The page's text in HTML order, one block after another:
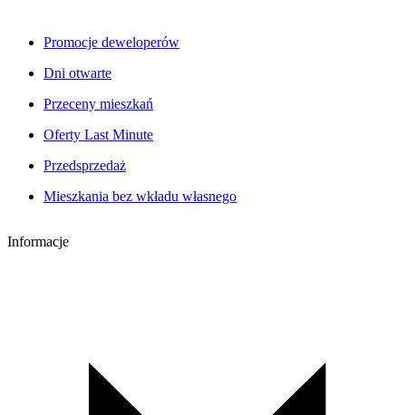
Promocje deweloperów
Dni otwarte
Przeceny mieszkań
Oferty Last Minute
Przedsprzedaż
Mieszkania bez wkładu własnego
Informacje